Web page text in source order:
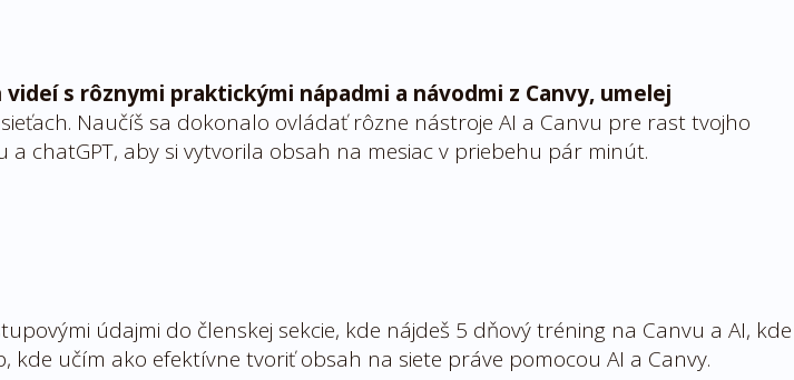
videí s rôznymi praktickými nápadmi a návodmi z Canvy, umelej
Naučíš sa dokonalo ovládať rôzne nástroje AI a Canvu pre rast tvojho
chatGPT, aby si vytvorila obsah na mesiac v priebehu pár minút.
údajmi do členskej sekcie, kde nájdeš 5 dňový tréning na Canvu a AI, kde
učím ako efektívne tvoriť obsah na siete práve pomocou AI a Canvy.